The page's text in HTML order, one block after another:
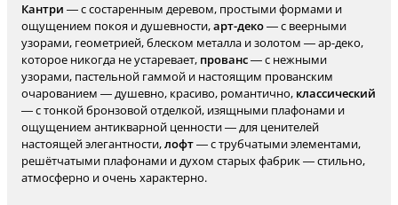
Кантри — с состаренным деревом, простыми формами и
ощущением покоя и душевности,арт-деко— с веерными
узорами, геометрией, блеском металла и золотом — ар-деко,
которое никогда не устаревает, прованс— с нежными
узорами, пастельной гаммой и настоящим прованским
очарованием — душевно, красиво, романтично, классический
— с тонкой бронзовой отделкой, изящными плафонами и
ощущением антикварной ценности — для ценителей
настоящей элегантности,лофт— с трубчатыми элементами,
решётчатыми плафонами и духом старых фабрик — стильно,
атмосферно и очень характерно.